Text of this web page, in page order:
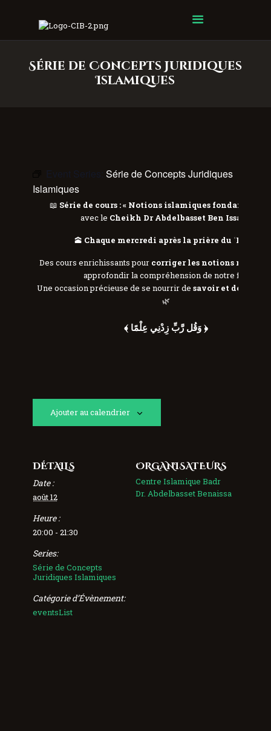
Série de Concepts Juridiques
Islamiques
Centre Islamique Badr
Event Series: Série de Concepts Juridiques
Islamiques
📖 Série de cours : « Notions islamiques
avec le Cheikh Dr Abdelbasset Ben Issa
🕋 Chaque mercredi après la prière du ʿIchâʾ
Des cours enrichissants pour corriger les notions
approfondir la compréhension de notre foi.
Une occasion précieuse de se nourrir desavoir et de
🌿
﴾ وَقُل رَّبِّ زِدْنِي عِلْمًا ﴿
Ajouter au calendrier
DÉTAILS
Date :
août 12
Heure :
20:00 - 21:30
Series:
Série de Concepts
Juridiques Islamiques
Catégorie d’Évènement:
eventsList
ORGANISATEURS
Centre Islamique Badr
Dr. Abdelbasset Benaissa